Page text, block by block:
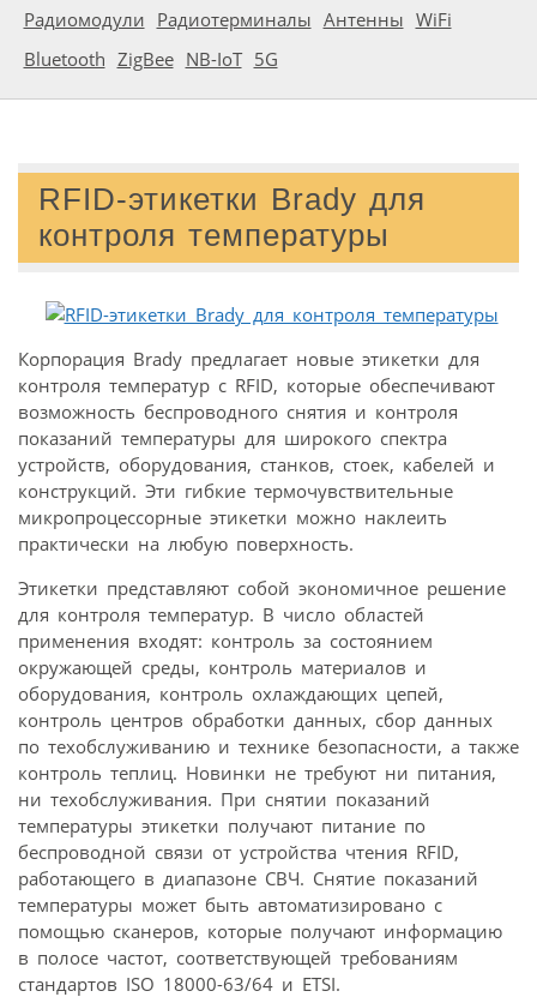
Радиомодули Радиотерминалы Антенны WiFi
Bluetooth ZigBee NB-IoT 5G
RFID-этикетки Brady для
контроля температуры
Корпорация Brady предлагает новые этикетки для
контроля температур с RFID, которые обеспечивают
возможность беспроводного снятия и контроля
показаний температуры для широкого спектра
устройств, оборудования, станков, стоек, кабелей и
конструкций. Эти гибкие термочувствительные
микропроцессорные этикетки можно наклеить
практически на любую поверхность.
Этикетки представляют собой экономичное решение
для контроля температур. В число областей
применения входят: контроль за состоянием
окружающей среды, контроль материалов и
оборудования, контроль охлаждающих цепей,
контроль центров обработки данных, сбор данных
по техобслуживанию и технике безопасности, а также
контроль теплиц. Новинки не требуют ни питания,
ни техобслуживания. При снятии показаний
температуры этикетки получают питание по
беспроводной связи от устройства чтения RFID,
работающего в диапазоне СВЧ. Снятие показаний
температуры может быть автоматизировано с
помощью сканеров, которые получают информацию
в полосе частот, соответствующей требованиям
стандартов ISO 18000-63/64 и ETSI.